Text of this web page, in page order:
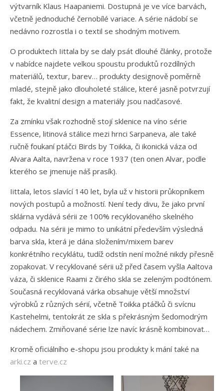
výtvarník Klaus Haapaniemi. Dostupná je ve více barvách,
včetně jednoduché černobílé variace. A série nádobí se
nedávno rozrostla i o textil se shodným motivem.
O produktech Iittala by se daly psát dlouhé články, protože
v nabídce najdete velkou spoustu produktů rozdílných
materiálů, textur, barev… produkty designově poměrně
mladé, stejně jako dlouholeté stálice, které jasně potvrzují
fakt, že kvalitní design a materiály jsou nadčasové.
Za zmínku však rozhodně stojí sklenice na víno série
Essence, litinová stálice mezi hrnci Sarpaneva, ale také
ručně foukaní ptáčci Birds by Toikka, či ikonická váza od
Alvara Aalta, navržena v roce 1937 (ten onen Alvar, podle
kterého se jmenuje náš prasík).
Iittala, letos slavící 140 let, byla už v historii průkopníkem
nových postupů a možností. Není tedy divu, že jako první
sklárna vydává sérii ze 100% recyklovaného skelného
odpadu. Na sérii je mimo to unikátní především výsledná
barva skla, která je dána složením/mixem barev
konkrétního recyklátu, tudíž odstín není možné nikdy přesně
zopakovat. V recyklované sérii už před časem vyšla Aaltova
váza, či sklenice Raami z čirého skla se zeleným podtónem.
Současná recyklovaná várka obsahuje větší množství
výrobků z různých sérií, včetně Toikka ptáčků či svícnu
Kastehelmi, tentokrát ze skla s překrásným šedomodrým
nádechem. Zmiňované série lze navíc krásně kombinovat…
Kromě oficiálního e-shopu jsou produkty k mání také na
arki.cz a terve.cz